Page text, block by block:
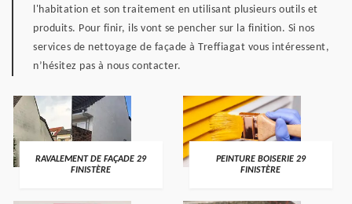
l'habitation et son traitement en utilisant plusieurs outils et
produits. Pour finir, ils vont se pencher sur la finition. Si nos
services de nettoyage de façade à Treffiagat vous intéressent,
n’hésitez pas à nous contacter.
RAVALEMENT DE FAÇADE 29
FINISTÈRE
PEINTURE BOISERIE 29
FINISTÈRE